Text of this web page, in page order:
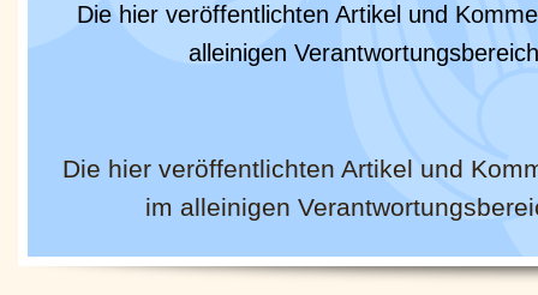
Die hier veröffentlichten Artikel und
alleinigen
Die hier veröffentlichten Artikel und
im alleinigen